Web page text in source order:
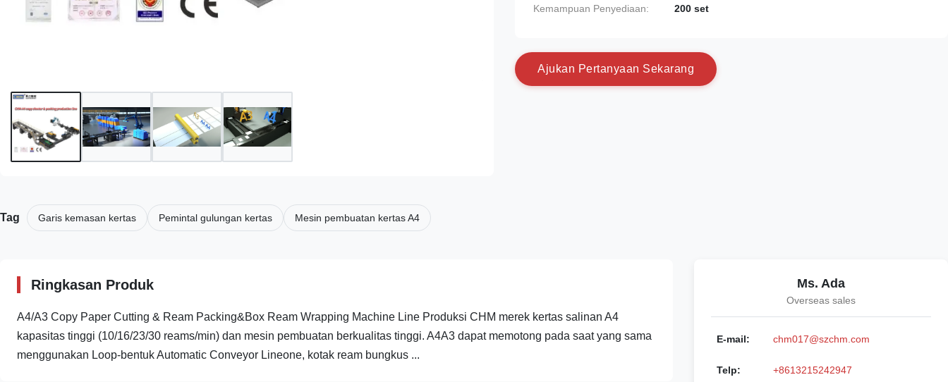
Kemampuan Penyediaan: 200 set
Aju kan Pertanyaan Sekarang
Tag Garis kemasan kertas Pemintal gulungan kertas Mesin pembuatan kertas A4
Ringkasan Produk
A4/A3 Copy Paper Cutting & Ream Packing&Box Ream Wrapping Machine Line Produksi CHM merek kertas salinan A4
kapasitas tinggi (10/16/23/30 reams/min) dan mesin pembuatan berkualitas tinggi. A4A3 dapat memotong pada saat yang sama
menggunakan Loop-bentuk Automatic Conveyor Lineone, kotak ream bungkus ...
Ms. Ada
Overseas sales
E-mail: chm017@szchm.com
Telp: +8613215242947